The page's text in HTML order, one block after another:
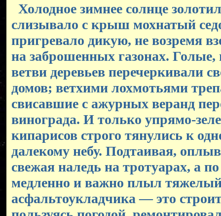
Холодное зимнее солнце
слизывало с крыш мохнатый
пригревало дикую, не возремя
на заброшенных газонах.
ветви деревьев перечеркивали
домов; ветхими лохмотьями
свисавшие с ажурных веранд
винограда. И только упрямо-
кипарисов строго тянулись к
далекому небу. Подтаивая,
свежая наледь на тротуарах, а
медленно и важно плыл
асфальтоукладчика — это